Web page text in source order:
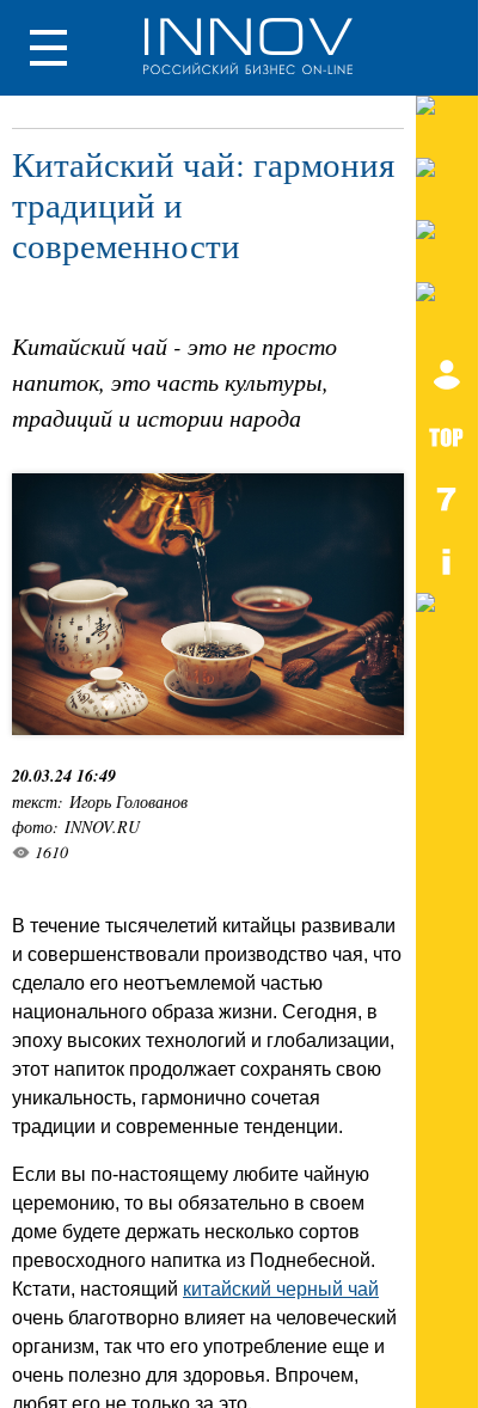
Китайский чай: гармония
традиций и
современности
Китайский чай - это не просто
напиток, это часть культуры,
традиций и истории народа
20.03.24 16:49
текст: Игорь Голованов
фото: INNOV.RU
1610
В течение тысячелетий китайцы развивали
и совершенствовали производство чая, что
сделало его неотъемлемой частью
национального образа жизни. Сегодня, в
эпоху высоких технологий и глобализации,
этот напиток продолжает сохранять свою
уникальность, гармонично сочетая
традиции и современные тенденции.
Если вы по-настоящему любите чайную
церемонию, то вы обязательно в своем
доме будете держать несколько сортов
превосходного напитка из Поднебесной.
Кстати, настоящий китайский черный чай
очень благотворно влияет на человеческий
организм, так что его употребление еще и
очень полезно для здоровья. Впрочем,
любят его не только за это.